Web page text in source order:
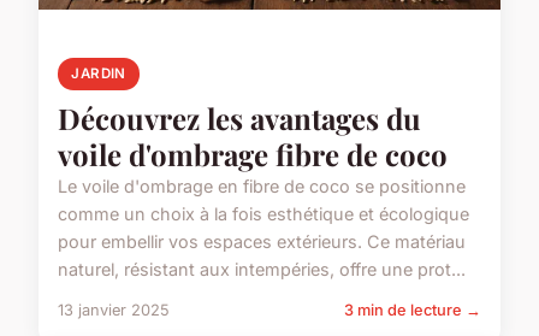
JARDIN
Découvrez les avantages du
voile d'ombrage fibre de coco
Le voile d'ombrage en fibre de coco se positionne
comme un choix à la fois esthétique et écologique
pour embellir vos espaces extérieurs. Ce matériau
naturel, résistant aux intempéries, offre une prot...
13 janvier 2025 3 min de lecture →